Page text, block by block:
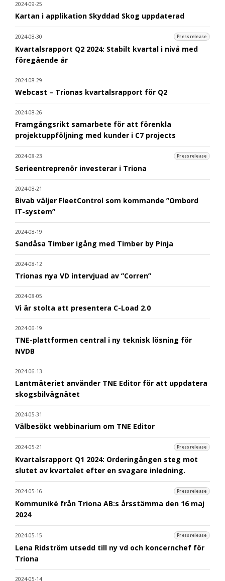
2024-09-25
Kartan i applikation Skyddad Skog uppdaterad
2024-08-30 Pressrelease
Kvartalsrapport Q2 2024: Stabilt kvartal i nivå med
föregående år
2024-08-29
Webcast – Trionas kvartalsrapport för Q2
2024-08-26
Framgångsrikt samarbete för att förenkla
projektuppföljning med kunder i C7 projects
2024-08-23 Pressrelease
Serieentreprenör investerar i Triona
2024-08-21
Bivab väljer FleetControl som kommande ”Ombord
IT-system”
2024-08-19
Sandåsa Timber igång med Timber by Pinja
2024-08-12
Trionas nya VD intervjuad av ”Corren”
2024-08-05
Vi är stolta att presentera C-Load 2.0
2024-06-19
TNE-plattformen central i ny teknisk lösning för
NVDB
2024-06-13
Lantmäteriet använder TNE Editor för att uppdatera
skogsbilvägnätet
2024-05-31
Välbesökt webbinarium om TNE Editor
2024-05-21 Pressrelease
Kvartalsrapport Q1 2024: Orderingången steg mot
slutet av kvartalet efter en svagare inledning.
2024-05-16 Pressrelease
Kommuniké från Triona AB:s årsstämma den 16 maj
2024
2024-05-15 Pressrelease
Lena Ridström utsedd till ny vd och koncernchef för
Triona
2024-05-14